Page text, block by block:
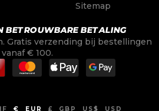
Sitemap
BETROUWBARE BETALING
Gratis verzending bij bestellingen
vanaf € 100.
€ EUR £ GBP US$ USD